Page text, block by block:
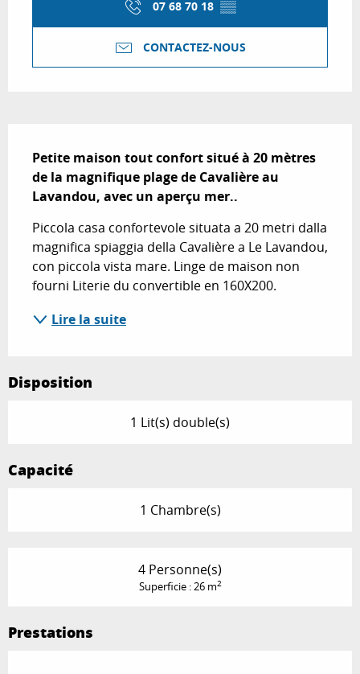
07 68 70 18 ▒▒
CONTACTEZ-NOUS
Petite maison tout confort situé à 20 mètres
de la magnifique plage de Cavalière au
Lavandou, avec un aperçu mer..
Piccola casa confortevole situata a 20 metri dalla
magnifica spiaggia della Cavalière a Le Lavandou,
con piccola vista mare. Linge de maison non
fourni Literie du convertible en 160X200.
Lire la suite
Disposition
1 Lit(s) double(s)
Capacité
1 Chambre(s)
4 Personne(s)
Superficie : 26 m2
Prestations